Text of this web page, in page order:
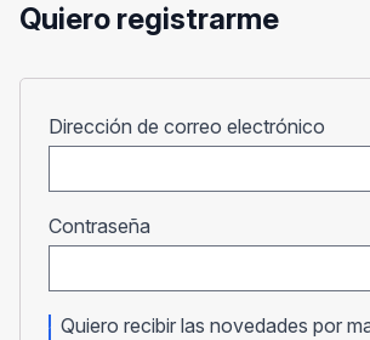
Quiero registrarme
Dirección de correo electrónico
Contraseña
Quiero recibir las novedades por